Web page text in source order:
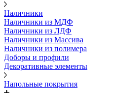
Наличники
Наличники из МДФ
Наличники из ЛДФ
Наличники из Массива
Наличники из полимера
Доборы и профили
Декоративные элементы
Напольные покрытия